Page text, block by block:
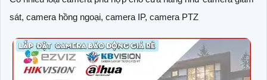
sát, camera hồng ngoại, camera IP, camera PTZ